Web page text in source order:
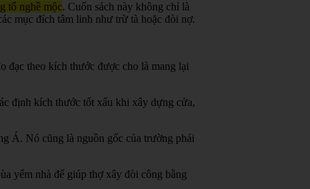
tổ nghề mộc. Cuốn sách này không chỉ là
mục đích tâm linh như trừ tà hoặc đòi nợ.
đạc theo kích thước được cho là mang lại
định kích thước tốt xấu khi xây dựng cửa,
Á. Nó cũng là nguồn gốc của trường phái
yểm nhà để giúp thợ xây đòi công bằng